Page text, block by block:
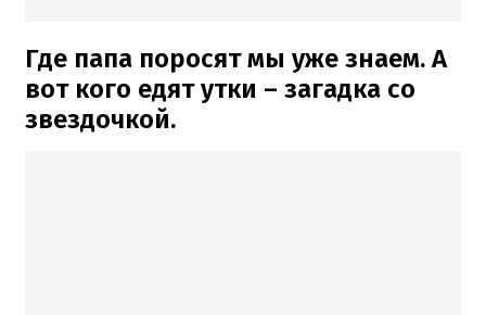
Где папа поросят мы уже знаем. А
вот кого едят утки – загадка со
звездочкой.